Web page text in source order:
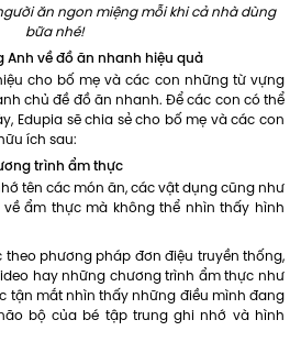
ăn ngon miệng mỗi khi cả nhà dùng
bữa nhé!
Anh về đồ ăn nhanh hiệu quả
cho bố mẹ và các con những từ vựng
chủ đề đồ ăn nhanh. Để các con có thể
Edupia sẽ chia sẻ cho bố mẹ và các con
ích sau:
trình ẩm thực
tên các món ăn, các vật dụng cũng như
ẩm thực mà không thể nhìn thấy hình
theo phương pháp đơn điệu truyền thống,
hay những chương trình ẩm thực như
tận mắt nhìn thấy những điều mình đang
bộ của bé tập trung ghi nhớ và hình